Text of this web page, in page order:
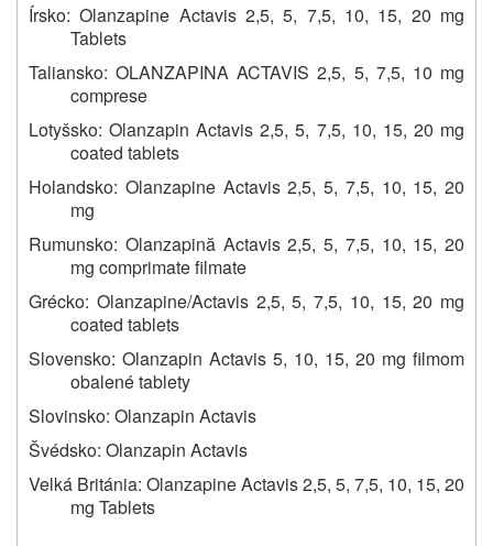
Írsko: Olanzapine Actavis 2,5, 5, 7,5, 10, 15, 20 mg
Tablets
Taliansko: OLANZAPINA ACTAVIS 2,5, 5, 7,5, 10 mg
comprese
Lotyšsko: Olanzapin Actavis 2,5, 5, 7,5, 10, 15, 20 mg
coated tablets
Holandsko: Olanzapine Actavis2,5, 5, 7,5, 10, 15, 20
mg
Rumunsko: Olanzapină Actavis 2,5, 5, 7,5, 10, 15, 20
mg comprimate filmate
Grécko: Olanzapine/Actavis 2,5, 5, 7,5, 10, 15, 20 mg
coated tablets
Slovensko: Olanzapin Actavis 5, 10, 15, 20 mg filmom
obalené tablety
Slovinsko: Olanzapin Actavis
Švédsko: Olanzapin Actavis
Velká Británia: Olanzapine Actavis 2,5, 5, 7,5, 10, 15, 20
mg Tablets